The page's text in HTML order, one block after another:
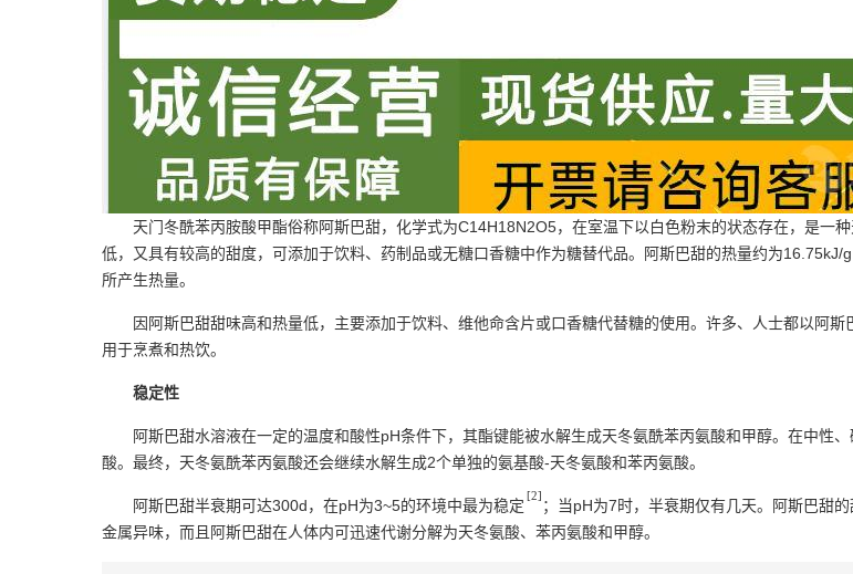
天门冬酰苯丙胺酸甲酯俗称阿斯巴甜，化学式为C14H18N2O5，在室温下以白色粉末的状态存在，是一
低，又具有较高的甜度，可添加于饮料、药制品或无糖口香糖中作为糖替代品。阿斯巴甜的热量约为
所产生热量。
因阿斯巴甜甜味高和热量低，主要添加于饮料、维他命含片或口香糖代替糖的使用。许多、人士都以阿
用于烹煮和热饮。
稳定性
阿斯巴甜水溶液在一定的温度和酸性pH条件下，其酯键能被水解生成天冬氨酰苯丙氨酸和甲醇。在中性
酸。最终，天冬氨酰苯丙氨酸还会继续水解生成2个单独的氨基酸-天冬氨酸和苯丙氨酸。
阿斯巴甜半衰期可达300d，在pH为3~5的环境中最为稳定
[2]
；当pH为7时，半衰期仅有几天。阿斯巴甜
金属异味，而且阿斯巴甜在人体内可迅速代谢分解为天冬氨酸、苯丙氨酸和甲醇。